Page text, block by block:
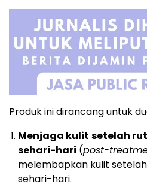
Produk ini dirancang untuk
Menjaga kulit setelah
sehari-hari (post-
melembapkan kulit
sehari-hari.